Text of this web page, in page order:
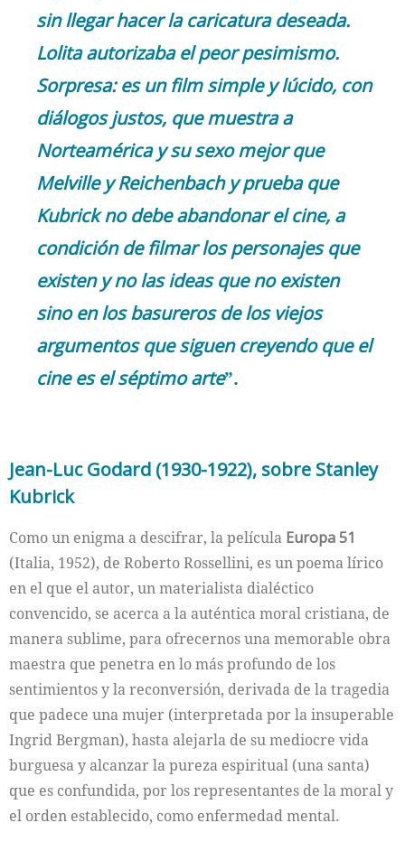
sin llegar hacer la caricatura deseada.
Lolita autorizaba el peor pesimismo.
Sorpresa: es un film simple y lúcido, con
diálogos justos, que muestra a
Norteamérica y su sexo mejor que
Melville y Reichenbach y prueba que
Kubrick no debe abandonar el cine, a
condición de filmar los personajes que
existen y no las ideas que no existen
sino en los basureros de los viejos
argumentos que siguen creyendo que el
cine es el séptimo arte”.
Jean-Luc Godard (1930-1922), sobre Stanley
Kubrick
Como un enigma a descifrar, la película Europa 51
(Italia, 1952), de Roberto Rossellini, es un poema lírico
en el que el autor, un materialista dialéctico
convencido, se acerca a la auténtica moral cristiana, de
manera sublime, para ofrecernos una memorable obra
maestra que penetra en lo más profundo de los
sentimientos y la reconversión, derivada de la tragedia
que padece una mujer (interpretada por la insuperable
Ingrid Bergman), hasta alejarla de su mediocre vida
burguesa y alcanzar la pureza espiritual (una santa)
que es confundida, por los representantes de la moral y
el orden establecido, como enfermedad mental.